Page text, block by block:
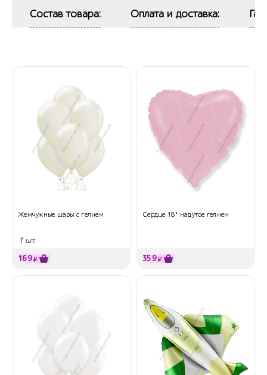
Состав товара: Оплата и доставка:
Жемчужные шары с гелием
1 шт.
169₽
Сердце 18" надутое гелием
359₽